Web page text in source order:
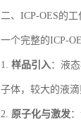
二、ICP-OES的工
一个完整的ICP-
1. 样品引入：液
子体，较大的液滴
2. 原子化与激发